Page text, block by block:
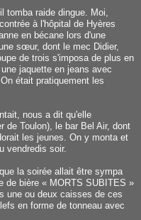
tomba raide dingue. Moi,
à l'hôpital de Hyères
en bécane lors d'une
sœur, dont le mec Didier,
de trois s'imposa de plus en
jaquette en jeans avec
était pratiquement les
nous a dit qu'elle
de Toulon), le bar Bel Air, dont
les jeunes. On y monta et
vendredis soir.
la soirée allait être sympa
de bière « MORTS SUBITES »
une ou deux caisses de ces
en forme de tonneau avec